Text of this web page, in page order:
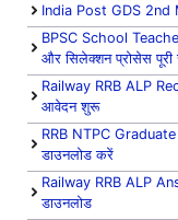
India Post GDS
BPSC School
और सिलेक्शन प्रोसेस पूरी
Railway RRB ALP
आवेदन शुरू
RRB NTPC
डाउनलोड करें
Railway RRB ALP
डाउनलोड